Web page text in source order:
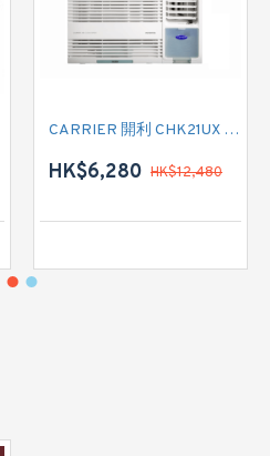
CARRIER 開利 CHK21UX 二匹半 變頻淨冷窗口式冷氣機 (附遙控)
HK$6,280 HK$12,480